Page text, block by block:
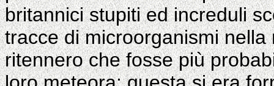
britannici stupiti ed increduli
tracce di microorganismi
ritennero che fosse più